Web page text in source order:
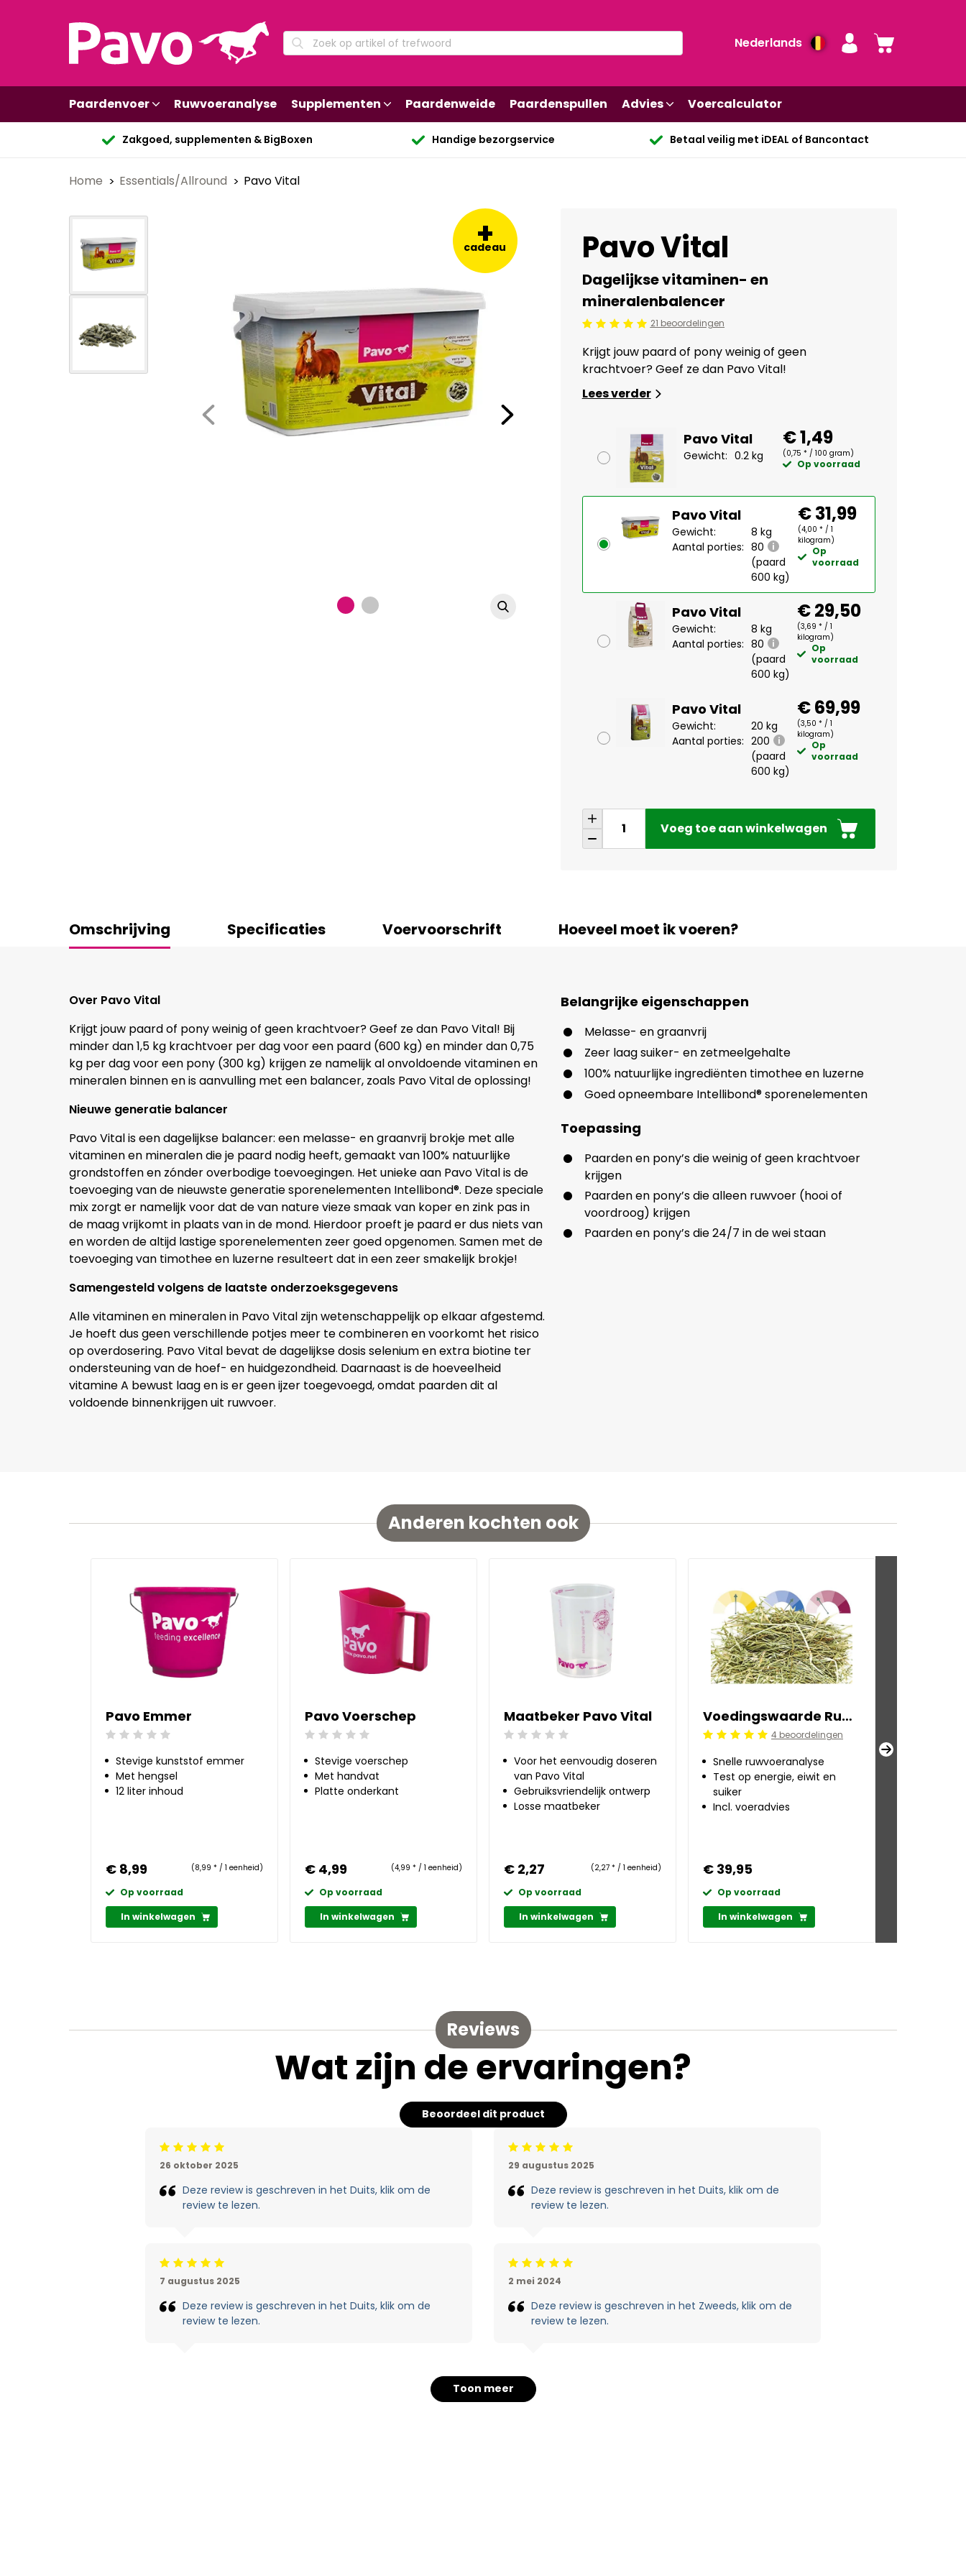
Nederlands
Paardenvoer Ruwvoeranalyse Supplementen Paardenweide Paardenspullen Advies Voercalculator
Zakgoed, supplementen & BigBoxen Handige bezorgservice Betaal veilig met iDEAL of Bancontact
Home Essentials/Allround Pavo Vital
+
cadeau Pavo Vital
Dagelijkse vitaminen- en
mineralenbalencer
Beoordeling: 5/5 21 beoordelingen
Krijgt jouw paard of pony weinig of geen
krachtvoer? Geef ze dan Pavo Vital!
Lees verder
Pavo Vital
Gewicht: 0.2 kg
€ 1,49
(0,75 * / 100 gram)
Op voorraad
Pavo Vital
Gewicht:
8 kg
Aantal porties: 80
(paard
600 kg)
€ 31,99
(4,00 * / 1
kilogram)
Op
voorraad
Pavo Vital
Gewicht:
8 kg
Aantal porties: 80
(paard
600 kg)
€ 29,50
(3,69 * / 1
kilogram)
Op
voorraad
Pavo Vital
Gewicht:
20 kg
Aantal porties: 200
(paard
600 kg)
€ 69,99
(3,50 * / 1
kilogram)
Op
voorraad
Voeg toe aan winkelwagen
Omschrijving Specificaties Voervoorschrift Hoeveel moet ik voeren?
Over Pavo Vital
Krijgt jouw paard of pony weinig of geen krachtvoer? Geef ze dan Pavo Vital! Bij
minder dan 1,5 kg krachtvoer per dag voor een paard (600 kg) en minder dan 0,75
kg per dag voor een pony (300 kg) krijgen ze namelijk al onvoldoende vitaminen en
mineralen binnen en is aanvulling met een balancer, zoals Pavo Vital de oplossing!
Nieuwe generatie balancer
Pavo Vital is een dagelijkse balancer: een melasse- en graanvrij brokje met alle
vitaminen en mineralen die je paard nodig heeft, gemaakt van 100% natuurlijke
grondstoffen en zónder overbodige toevoegingen. Het unieke aan Pavo Vital is de
toevoeging van de nieuwste generatie sporenelementen Intellibond®. Deze speciale
mix zorgt er namelijk voor dat de van nature vieze smaak van koper en zink pas in
de maag vrijkomt in plaats van in de mond. Hierdoor proeft je paard er dus niets van
en worden de altijd lastige sporenelementen zeer goed opgenomen. Samen met de
toevoeging van timothee en luzerne resulteert dat in een zeer smakelijk brokje!
Samengesteld volgens de laatste onderzoeksgegevens
Alle vitaminen en mineralen in Pavo Vital zijn wetenschappelijk op elkaar afgestemd.
Je hoeft dus geen verschillende potjes meer te combineren en voorkomt het risico
op overdosering. Pavo Vital bevat de dagelijkse dosis selenium en extra biotine ter
ondersteuning van de hoef- en huidgezondheid. Daarnaast is de hoeveelheid
vitamine A bewust laag en is er geen ijzer toegevoegd, omdat paarden dit al
voldoende binnenkrijgen uit ruwvoer.
Belangrijke eigenschappen
Melasse- en graanvrij
Zeer laag suiker- en zetmeelgehalte
100% natuurlijke ingrediënten timothee en luzerne
Goed opneembare Intellibond® sporenelementen
Toepassing
Paarden en pony’s die weinig of geen krachtvoer
krijgen
Paarden en pony’s die alleen ruwvoer (hooi of
voordroog) krijgen
Paarden en pony’s die 24/7 in de wei staan
Anderen kochten ook
Pavo Emmer
Beoordeling: 0/5
Stevige kunststof emmer
Met hengsel
12 liter inhoud
€ 8,99 (8,99 * / 1 eenheid)
Op voorraad
In winkelwagen
Pavo Voerschep
Beoordeling: 0/5
Stevige voerschep
Met handvat
Platte onderkant
€ 4,99 (4,99 * / 1 eenheid)
Op voorraad
In winkelwagen
Maatbeker Pavo Vital
Beoordeling: 0/5
Voor het eenvoudig doseren
van Pavo Vital
Gebruiksvriendelijk ontwerp
Losse maatbeker
€ 2,27 (2,27 * / 1 eenheid)
Op voorraad
In winkelwagen
Voedingswaarde Ruwvoer Quickscan
Beoordeling: 5/54 beoordelingen
Snelle ruwvoeranalyse
Test op energie, eiwit en
suiker
Incl. voeradvies
€ 39,95
Op voorraad
In winkelwagen
Reviews
Wat zijn de ervaringen?
Beoordeel dit product
Beoordeling: 5/5
26 oktober 2025
Deze review is geschreven in het Duits, klik om de
review te lezen.
Beoordeling: 5/5
7 augustus 2025
Deze review is geschreven in het Duits, klik om de
review te lezen.
Beoordeling: 5/5
29 augustus 2025
Deze review is geschreven in het Duits, klik om de
review te lezen.
Beoordeling: 5/5
2 mei 2024
Deze review is geschreven in het Zweeds, klik om de
review te lezen.
Toon meer